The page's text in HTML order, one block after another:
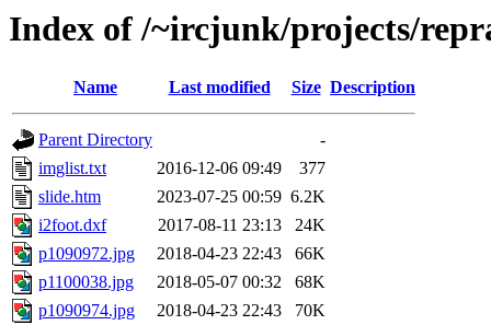
Index of /~ircjunk/projects/
Name Last modified Size Description
Parent Directory
-
imglist.txt
2016-12-06 09:49
377
slide.htm
2023-07-25 00:59 6.2K
i2foot.dxf
2017-08-11 23:13
24K
p1090972.jpg
2018-04-23 22:43
66K
p1100038.jpg
2018-05-07 00:32
68K
p1090974.jpg
2018-04-23 22:43
70K